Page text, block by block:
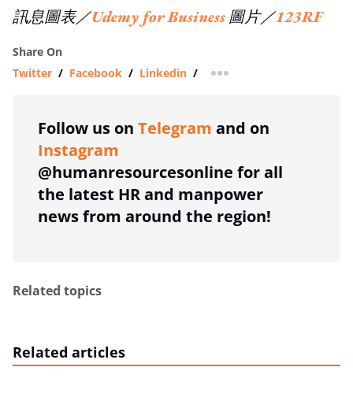
訊息圖表／Udemy for Business圖片／123RF
Share On
Twitter / Facebook / Linkedin / more sharing option
Follow us on Telegram and on
Instagram
@humanresourcesonline for all
the latest HR and manpower
news from around the region!
Related topics
Related articles